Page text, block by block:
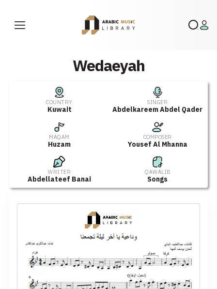
Wedaeyah
COUNTRY
Kuwait
SINGER
Abdelkareem Abdel Qader
MAQAM
Huzam
COMPOSER
Yousef Al Mhanna
WRITER
Abdellateef Banai
QAWALIB
Songs